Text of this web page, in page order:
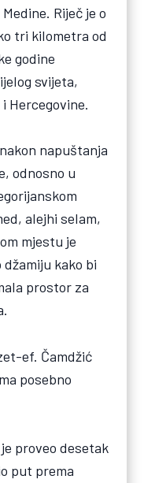
Riječ je o
tri kilometra od
godine
svijeta,
Hercegovine.
napuštanja
odnosno u
alejhi selam,
mjestu je
kako bi
prostor za
ef. Čamdžić
posebno
proveo desetak
put prema